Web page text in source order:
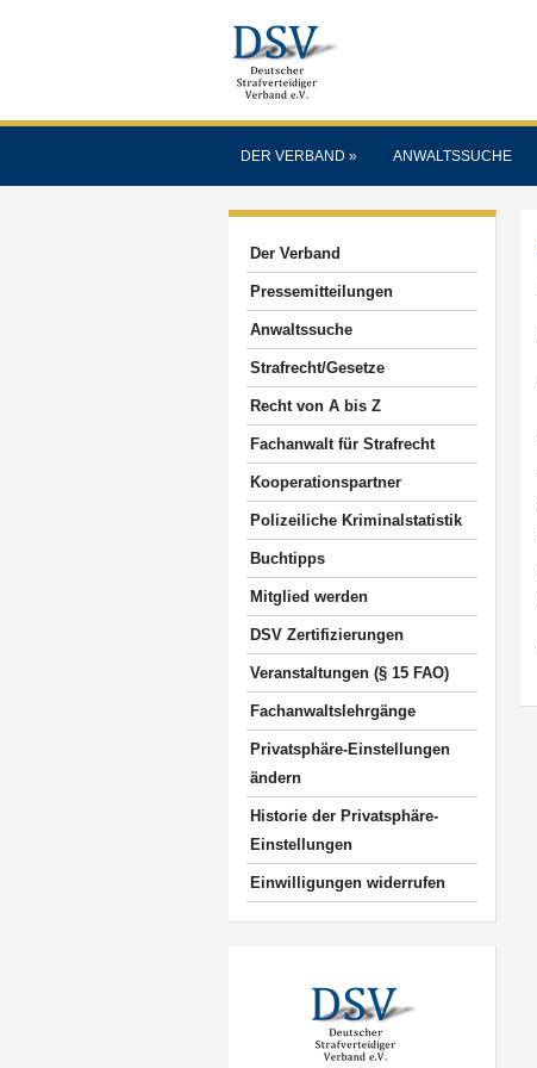
DER VERBAND » ANWALTSSUCHE
Der Verband
Pressemitteilungen
Anwaltssuche
Strafrecht/Gesetze
Recht von A bis Z
Fachanwalt für Strafrecht
Kooperationspartner
Polizeiliche Kriminalstatistik
Buchtipps
Mitglied werden
DSV Zertifizierungen
Veranstaltungen (§ 15 FAO)
Fachanwaltslehrgänge
Privatsphäre-Einstellungen
ändern
Historie der Privatsphäre-
Einstellungen
Einwilligungen widerrufen